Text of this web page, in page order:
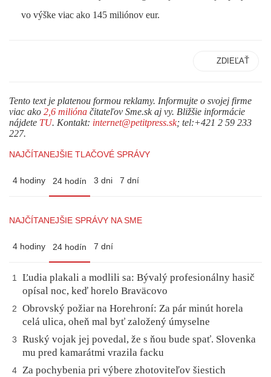
vo výške viac ako 145 miliónov eur.
ZDIEĽAŤ
Tento text je platenou formou reklamy. Informujte o svojej firme
viac ako 2,6 milióna čitateľov Sme.sk aj vy. Bližšie informácie
nájdete TU. Kontakt: internet@petitpress.sk; tel:+421 2 59 233
227.
NAJČÍTANEJŠIE TLAČOVÉ SPRÁVY
4 hodiny 24 hodín 3 dni 7 dní
NAJČÍTANEJŠIE SPRÁVY NA SME
4 hodiny 24 hodín 7 dní
1
Ľudia plakali a modlili sa: Bývalý profesionálny hasič
opísal noc, keď horelo Braväcovo
2
Obrovský požiar na Horehroní: Za pár minút horela
celá ulica, oheň mal byť založený úmyselne
3
Ruský vojak jej povedal, že s ňou bude spať. Slovenka
mu pred kamarátmi vrazila facku
4 Za pochybenia pri výbere zhotoviteľov šiestich